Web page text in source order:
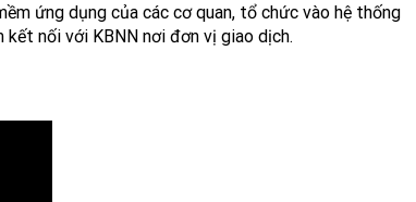
ứng dụng của các cơ quan, tổ chức vào hệ thống
nối với KBNN nơi đơn vị giao dịch.